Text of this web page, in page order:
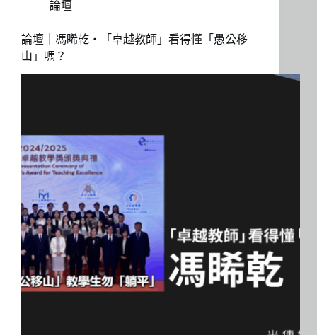
論壇
論壇｜馮睎乾・「卓越教師」看得懂「愚公移
山」嗎？